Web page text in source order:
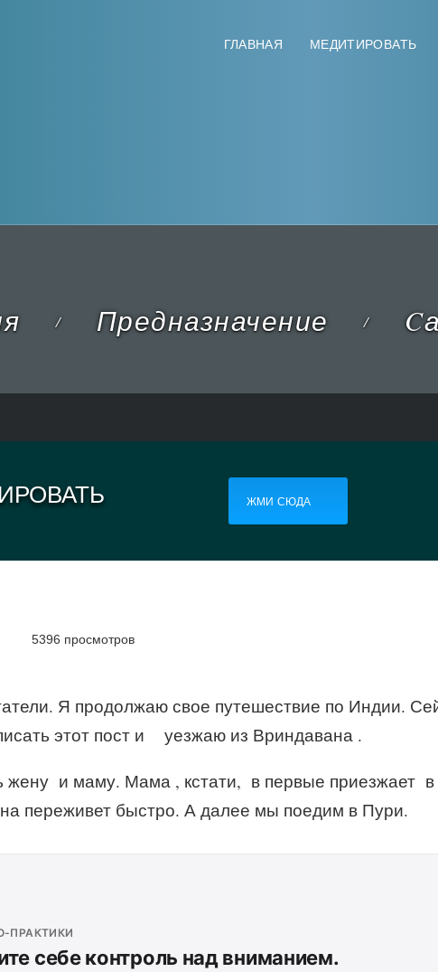
ГЛАВНАЯ МЕДИТИРОВАТЬ
/ Предназначение /
ЖМИ СЮДА
5396 просмотров
Я продолжаю свое путешествие по Индии.
этот пост и уезжаю из Вриндавана .
жену и маму. Мама , кстати, в первые приезжает
переживет быстро. А далее мы поедим в Пури.
ПРАКТИКИ
себе контроль над вниманием.